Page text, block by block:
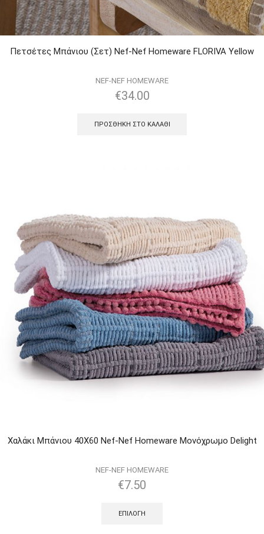
Πετσέτες Μπάνιου (Σετ) Nef-Nef Homeware FLORIVA Yellow
NEF-NEF HOMEWARE
€34.00
ΠΡΟΣΘΉΚΗ ΣΤΟ ΚΑΛΆΘΙ
Χαλάκι Μπάνιου 40Χ60 Nef-Nef Homeware Μονόχρωμο Delight
NEF-NEF HOMEWARE
€7.50
ΕΠΙΛΟΓΉ